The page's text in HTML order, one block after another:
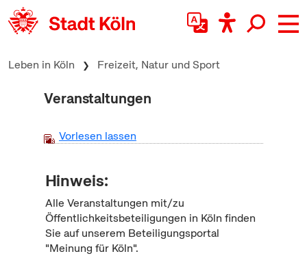
zum Inhalt springen
Leben in Köln Freizeit, Natur und Sport
Veranstaltungen
Vorlesen lassen
Hinweis:
Alle Veranstaltungen mit/zu
Öffentlichkeitsbeteiligungen in Köln finden
Sie auf unserem Beteiligungsportal
"Meinung für Köln".